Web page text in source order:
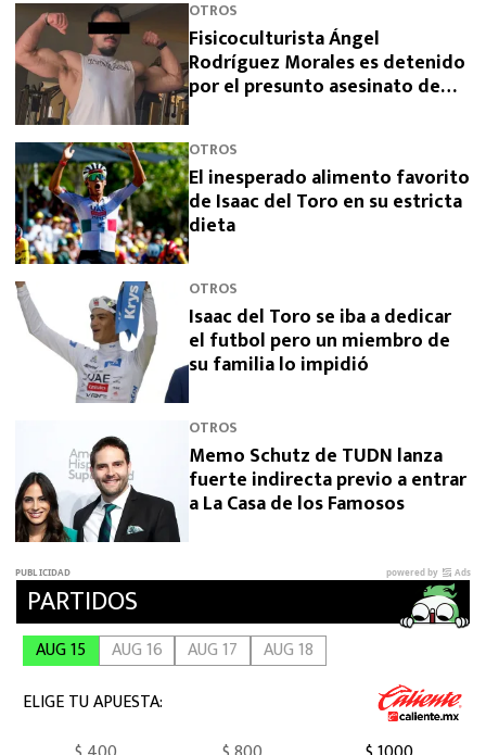
OTROS
Fisicoculturista Ángel
Rodríguez Morales es detenido
por el presunto asesinato de
OTROS
El inesperado alimento favorito
de Isaac del Toro en su estricta
dieta
OTROS
Isaac del Toro se iba a dedicar
el futbol pero un miembro de
su familia lo impidió
OTROS
Memo Schutz de TUDN lanza
fuerte indirecta previo a entrar
a La Casa de los Famosos